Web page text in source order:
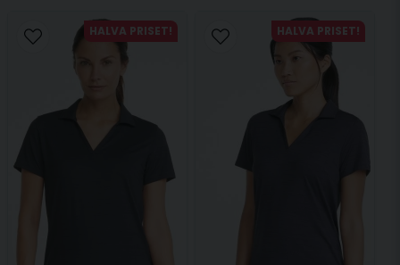
HALVA PRISET! HALVA PRISET!
Ja, ni får publicera min fråga